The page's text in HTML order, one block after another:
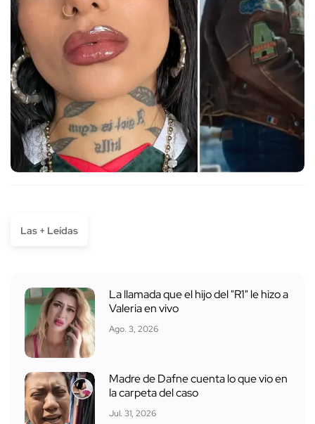
Las + Leídas
La llamada que el hijo del "R1" le hizo a
Valeria en vivo
Ago. 3, 2026
Madre de Dafne cuenta lo que vio en
la carpeta del caso
Jul. 31, 2026